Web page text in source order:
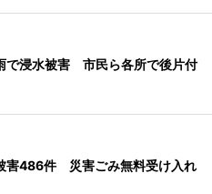
で浸水被害 市民ら各所で後片付
害486件 災害ごみ無料受け入れ